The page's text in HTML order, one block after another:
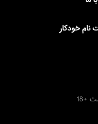
نام خودکار